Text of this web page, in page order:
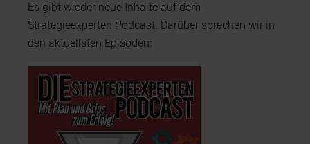
Es gibt wieder neue Inhalte auf dem
Strategieexperten Podcast. Darüber sprechen wir in
den aktuellsten Episoden: